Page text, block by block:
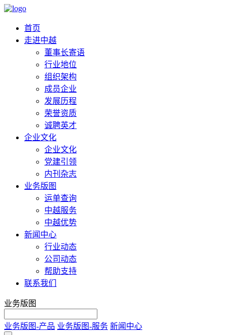
首页
走进中越
董事长寄语
行业地位
组织架构
成员企业
发展历程
荣誉资质
诚聘英才
企业文化
企业文化
党建引领
内刊杂志
业务版图
运单查询
中越服务
中越优势
新闻中心
行业动态
公司动态
帮助支持
联系我们
业务版图
业务版图-产品 业务版图-服务 新闻中心